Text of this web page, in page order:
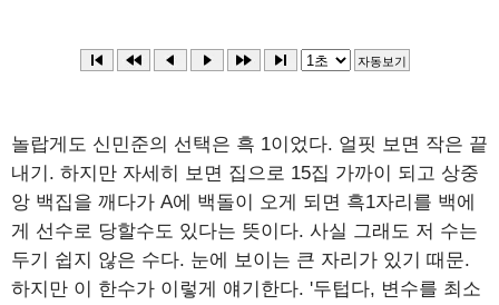
놀랍게도 신민준의 선택은 흑 1이었다. 얼핏 보면 작은 끝
내기. 하지만 자세히 보면 집으로 15집 가까이 되고 상중
앙 백집을 깨다가 A에 백돌이 오게 되면 흑1자리를 백에
게 선수로 당할수도 있다는 뜻이다. 사실 그래도 저 수는
두기 쉽지 않은 수다. 눈에 보이는 큰 자리가 있기 때문.
하지만 이 한수가 이렇게 얘기한다. '두텁다, 변수를 최소